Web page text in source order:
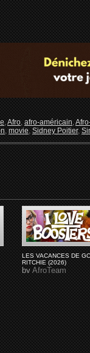
,Afro,afro-américain,
,movie,Sidney Poitier,
LES VACANCES DE
RITCHIE (2026)
byAfroTeam